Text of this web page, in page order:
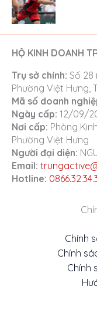
HỘ KINH DOANH
Trụ sở chính: Số 28
Phường Việt Hưng,
Mã số doanh
Ngày cấp: 12/09/
Nơi cấp: Phòng
Phường Việt Hưng
Người đại diện:
Email:
Hotline:
Chính
Chính
Chính